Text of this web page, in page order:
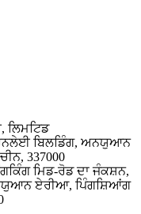
ਲਿਮਟਿਡ
ਚੁਨਲੇਈ ਬਿਲਡਿੰਗ, ਅਨਯੁਆਨ
337000
ਮਿਡ-ਰੋਡ ਦਾ ਜੰਕਸ਼ਨ,
ਏਰੀਆ, ਪਿੰਗਸ਼ਿਆਂਗ